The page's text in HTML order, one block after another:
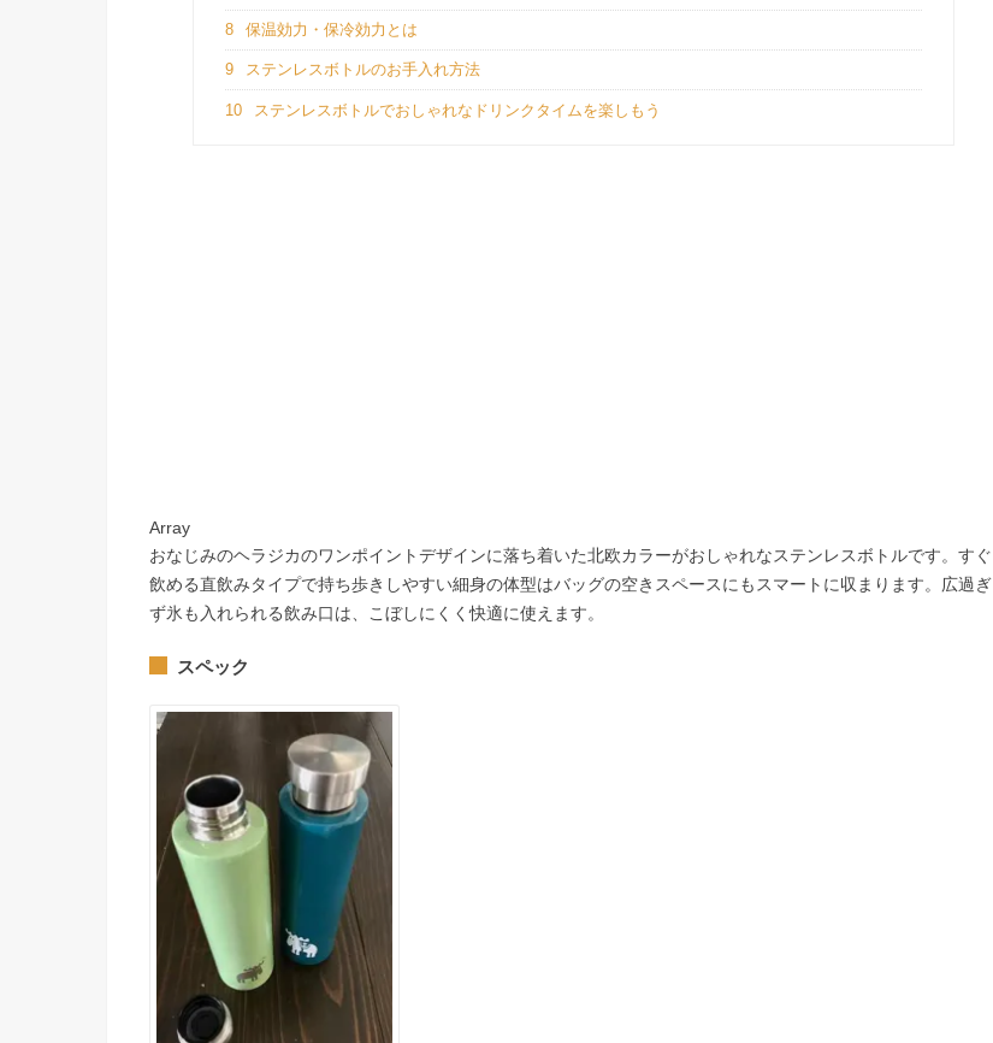
8 保温効力・保冷効力とは
9 ステンレスボトルのお手入れ方法
10 ステンレスボトルでおしゃれなドリンクタイムを楽しもう
Array
おなじみのヘラジカのワンポイントデザインに落ち着いた北欧カラーがおしゃれなステンレスボトルです。すぐ
飲める直飲みタイプで持ち歩きしやすい細身の体型はバッグの空きスペースにもスマートに収まります。広過ぎ
ず氷も入れられる飲み口は、こぼしにくく快適に使えます。
スペック